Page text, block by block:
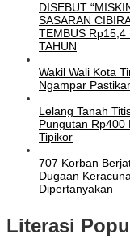
DISEBUT
SASARAN
TEMBUS Rp15,4
TAHUN
Wakil Wali Kota
Ngampar
Lelang Tanah
Pungutan Rp400
Tipikor
707 Korban
Dugaan
Dipertanyakan
Literasi